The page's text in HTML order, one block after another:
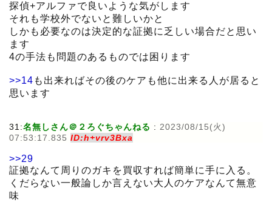
探偵+アルファで良いような気がします
それも学校外でないと難しいかと
しかも必要なのは決定的な証拠に乏しい場合だと思い
ます
4の手法も問題のあるものでは困ります
>>14 も出来ればその後のケアも他に出来る人が居ると
思います
31:名無しさん＠２ろぐちゃんねる : 2023/08/15(火)
07:53:17.835 ID:h+vrv3Bxa
>>29
証拠なんて周りのガキを買収すれば簡単に手に入る。
くだらない一般論しか言えない大人のケアなんて無意
味